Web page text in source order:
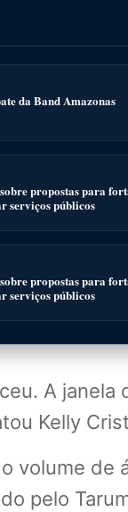
da Band Amazonas
propostas para
serviços públicos
propostas para
serviços públicos
A
Kelly
volume
pelo